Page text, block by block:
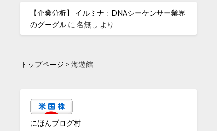
【企業分析】 イルミナ：DNAシーケンサー業界
のグーグル に名無し より
トップページ >海遊館
にほんブログ村